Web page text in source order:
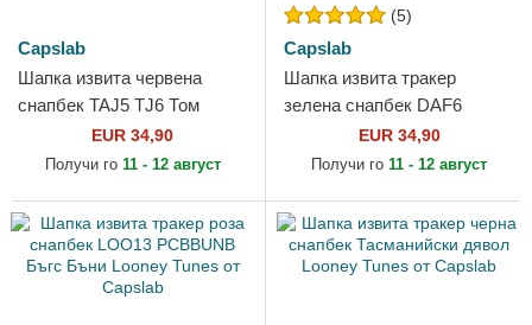
Capslab
Шапка извита червена
снапбек TAJ5 TJ6 Том
Looney Tunes от Capslab
EUR 34,90
Получи го 11 - 12 август
(5)
Capslab
Шапка извита тракер
зелена снапбек DAF6
Патока Лукас Looney Tunes
от Capslab
EUR 34,90
Получи го 11 - 12 август